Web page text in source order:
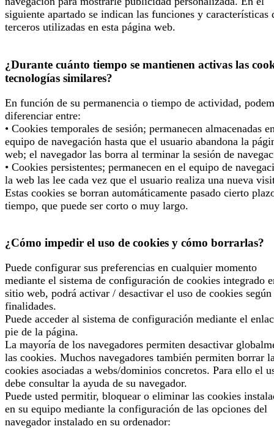
siguiente apartado se indican las funciones y características
terceros utilizadas en esta página web.
¿Durante cuánto tiempo se mantienen activas las
tecnologías similares?
En función de su permanencia o tiempo de actividad,
diferenciar entre:
• Cookies temporales de sesión; permanecen almacenadas
equipo de navegación hasta que el usuario abandona la
web; el navegador las borra al terminar la sesión de
• Cookies persistentes; permanecen en el equipo de
la web las lee cada vez que el usuario realiza una nueva
Estas cookies se borran automáticamente pasado cierto
tiempo, que puede ser corto o muy largo.
¿Cómo impedir el uso de cookies y cómo borrarlas?
Puede configurar sus preferencias en cualquier momento
mediante el sistema de configuración de cookies integrado
sitio web, podrá activar / desactivar el uso de cookies según
finalidades.
Puede acceder al sistema de configuración mediante el
pie de la página.
La mayoría de los navegadores permiten desactivar
las cookies. Muchos navegadores también permiten borrar
cookies asociadas a webs/dominios concretos. Para ello el
debe consultar la ayuda de su navegador.
Puede usted permitir, bloquear o eliminar las cookies
en su equipo mediante la configuración de las opciones del
navegador instalado en su ordenador: